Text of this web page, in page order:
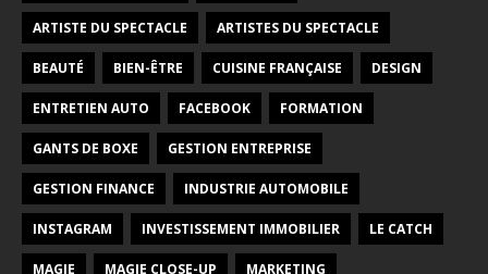
ARTISTE DU SPECTACLE ARTISTES DU SPECTACLE
BEAUTÉ BIEN-ÊTRE CUISINE FRANÇAISE DESIGN
ENTRETIEN AUTO FACEBOOK FORMATION
GANTS DE BOXE GESTION ENTREPRISE
GESTION FINANCE INDUSTRIE AUTOMOBILE
INSTAGRAM INVESTISSEMENT IMMOBILIER LE CATCH
MAGIE MAGIE CLOSE-UP MARKETING